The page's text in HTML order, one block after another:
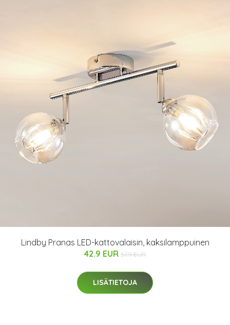
Lindby Pranas LED-kattovalaisin, kaksilamppuinen
42.9 EUR 57.9 EUR
LISÄTIETOJA